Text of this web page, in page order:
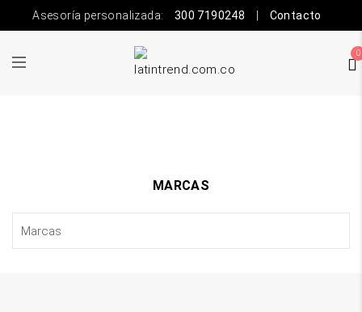
Asesoría personalizada: 300 7190248 Contacto
0
MARCAS